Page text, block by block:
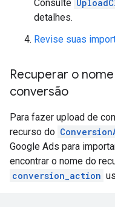
Consulte
detalhes.
Revise suas
Recuperar o
conversão
Para fazer upload de
recurso do
Google Ads para
encontrar o nome do
conversion_action